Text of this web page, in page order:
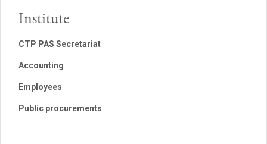
Institute
CTP PAS Secretariat
Accounting
Employees
Public procurements